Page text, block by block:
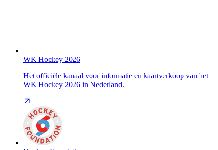
WK Hockey 2026
Het officiële kanaal voor informatie en kaartverkoop van het
WK Hockey 2026 in Nederland.